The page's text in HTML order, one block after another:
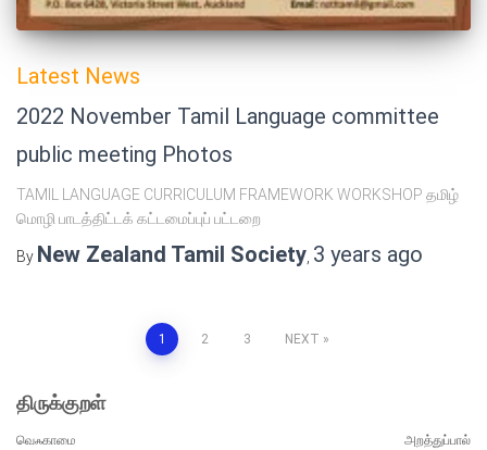
Latest News
2022 November Tamil Language committee
public meeting Photos
TAMIL LANGUAGE CURRICULUM FRAMEWORK WORKSHOP தமிழ்
மொழி பாடத்திட்டக் கட்டமைப்புப் பட்டறை
By New Zealand Tamil Society, 3 years ago
pagination
1 2 3 NEXT
திருக்குறள்
வெஃகாமை அறத்துப்பால்